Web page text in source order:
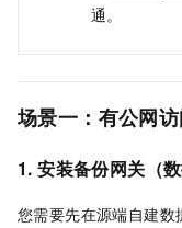
通。
场景一：有公网
1. 安装备份网关（数
您需要先在源端自建